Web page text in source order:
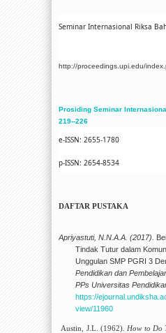
Seminar Internasional
http://proceedings.upi.edu/
Prosiding Seminar
219--226
e-ISSN: 2655-1780
p-ISSN: 2654-8534
DAFTAR PUSTAKA
Apriyastuti, N.N.A.A. (2017).
Tindak Tutur dalam
Unggulan SMP PGRI 3
Pendidikan dan
PPs Universitas
https://
view/11960
Austin, J.L. (1962). How to Do